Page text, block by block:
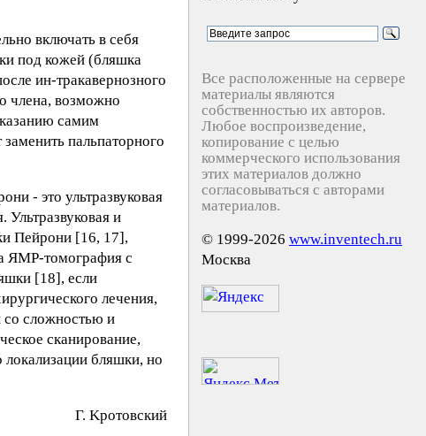
включать в себя
под кожей (бляшка
ин-тракавернозного
члена, возможно
самим
пальпаторного
- это ультразвуковая
и
Пейрони [16, 17],
ЯМР-томография с
[18], если
лечения,
со сложностью и
сканирование,
локализации бляшки, но
Г. Kpoтoвcкий
Все расположенные на сервере
материалы являются
собственностью их авторов.
Любое воспроизведение,
копирование с целью
коммерческого использования
этих материалов должно
согласовываться с авторами
материалов.
© 1999-2026 www.inventech.ru
Москва